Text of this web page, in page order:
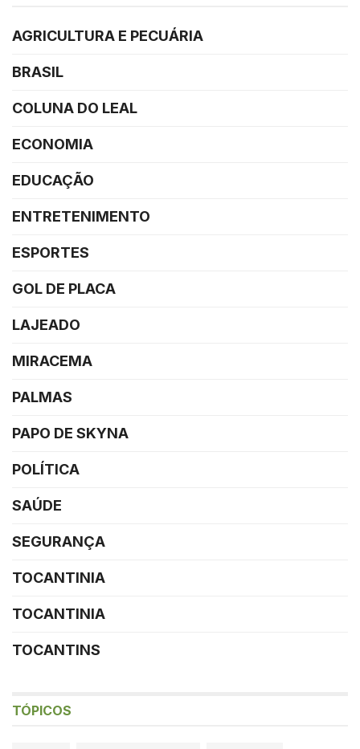
AGRICULTURA E PECUÁRIA
BRASIL
COLUNA DO LEAL
ECONOMIA
EDUCAÇÃO
ENTRETENIMENTO
ESPORTES
GOL DE PLACA
LAJEADO
MIRACEMA
PALMAS
PAPO DE SKYNA
POLÍTICA
SAÚDE
SEGURANÇA
TOCANTINIA
TOCANTINIA
TOCANTINS
TÓPICOS